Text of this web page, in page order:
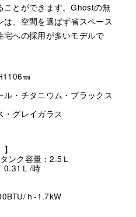
とができます。Ghostの無
、空間を選ばず省スペース
への採用が多いモデルで
㎜
ル・チタニウム・ブラックス
・グレイガラス
ンク容量：2.5Ｌ
0.31Ｌ/時
ｈ-1.7kW